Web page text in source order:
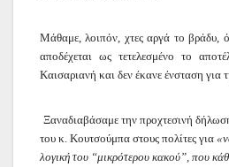
Μάθαμε, λοιπόν, χτες αργά το βράδυ,
αποδέχεται ως τετελεσμένο το
Καισαριανή και δεν έκανε ένσταση για
Ξαναδιαβάσαμε την προχτεσινή
του κ. Κουτσούμπα στους πολίτες για
λογική του “μικρότερου κακού”, που